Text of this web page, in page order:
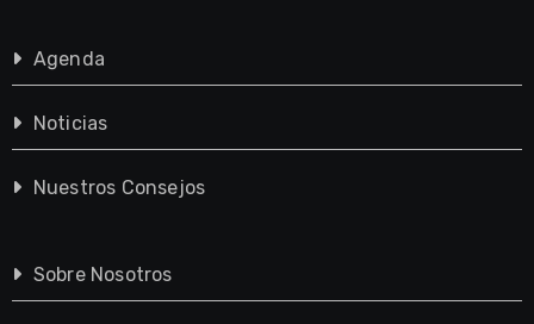
Agenda
Noticias
Nuestros Consejos
Sobre Nosotros